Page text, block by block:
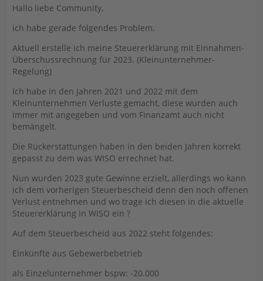
Hallo liebe Community,
ich habe gerade folgendes Problem.
Aktuell erstelle ich meine Steuererklärung mit Einnahmen-
Überschussrechnung für 2023. (Kleinunternehmer-
Regelung)
Ich habe in den Jahren 2021 und 2022 mit dem
Kleinunternehmen Verluste gemacht, diese wurden auch
immer mit angegeben und vom Finanzamt auch nicht
bemängelt.
Die Rückerstattungen haben in den beiden Jahren korrekt
gepasst zu dem was WISO errechnet hat.
Nun wurden 2023 gute Gewinne erzielt, allerdings wo kann
ich dem vorherigen Steuerbescheid denn den noch offenen
Verlust entnehmen und wo trage ich diesen in die aktuelle
Steuererklärung in WISO ein ?
Auf dem Steuerbescheid aus 2022 steht folgendes:
Einkünfte aus Gebewerbebetrieb
als Einzelunternehmer bspw: -20.000